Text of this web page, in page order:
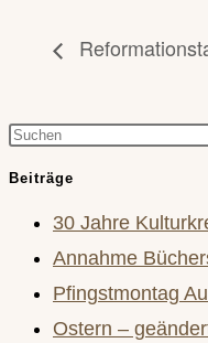
Beiträge
30 Jahre
Annahme
Pfingstmontag
Ostern –